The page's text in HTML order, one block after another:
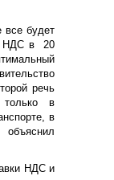
все будет
НДС в 20
речь
в
в
объяснил
НДС и